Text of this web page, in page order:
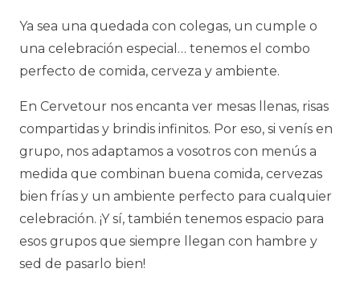
Ya sea una quedada con colegas, un cumple o
una celebración especial… tenemos el combo
perfecto de comida, cerveza y ambiente.
En Cervetour nos encanta ver mesas llenas, risas
compartidas y brindis infinitos. Por eso, si venís en
grupo, nos adaptamos a vosotros con menús a
medida que combinan buena comida, cervezas
bien frías y un ambiente perfecto para cualquier
celebración. ¡Y sí, también tenemos espacio para
esos grupos que siempre llegan con hambre y
sed de pasarlo bien!